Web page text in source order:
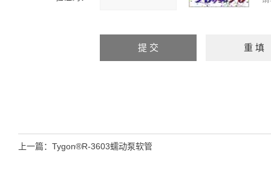
上一篇： Tygon®R-3603蠕动泵软管